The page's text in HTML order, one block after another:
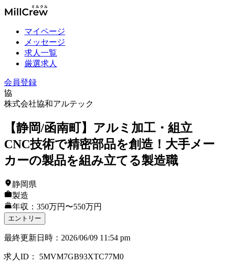
マイページ
メッセージ
求人一覧
厳選求人
会員登録
協
株式会社協和アルテック
【静岡/函南町】アルミ加工・組立
CNC技術で精密部品を創造！大手メー
カーの製品を組み立てる製造職
静岡県
製造
年収：350万円〜550万円
エントリー
最終更新日時 ： 2026/06/09 11:54 pm
求人ID ： 5MVM7GB93XTC77M0